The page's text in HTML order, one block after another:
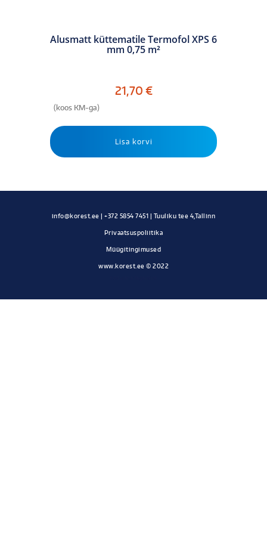
Alusmatt küttematile Termofol XPS 6
mm 0,75 m²
21,70 €
(koos KM-ga)
Lisa korvi
Privaatsuspoliitika
Müügitingimused
www.korest.ee © 2022